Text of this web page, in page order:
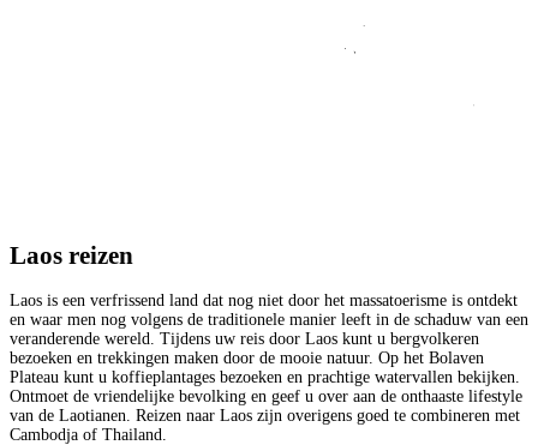
Laos reizen
Laos is een verfrissend land dat nog niet door het massatoerisme is ontdekt
en waar men nog volgens de traditionele manier leeft in de schaduw van een
veranderende wereld. Tijdens uw reis door Laos kunt u bergvolkeren
bezoeken en trekkingen maken door de mooie natuur. Op het Bolaven
Plateau kunt u koffieplantages bezoeken en prachtige watervallen bekijken.
Ontmoet de vriendelijke bevolking en geef u over aan de onthaaste lifestyle
van de Laotianen. Reizen naar Laos zijn overigens goed te combineren met
Cambodja of Thailand.